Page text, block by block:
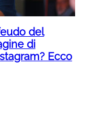
del
di
Ecco